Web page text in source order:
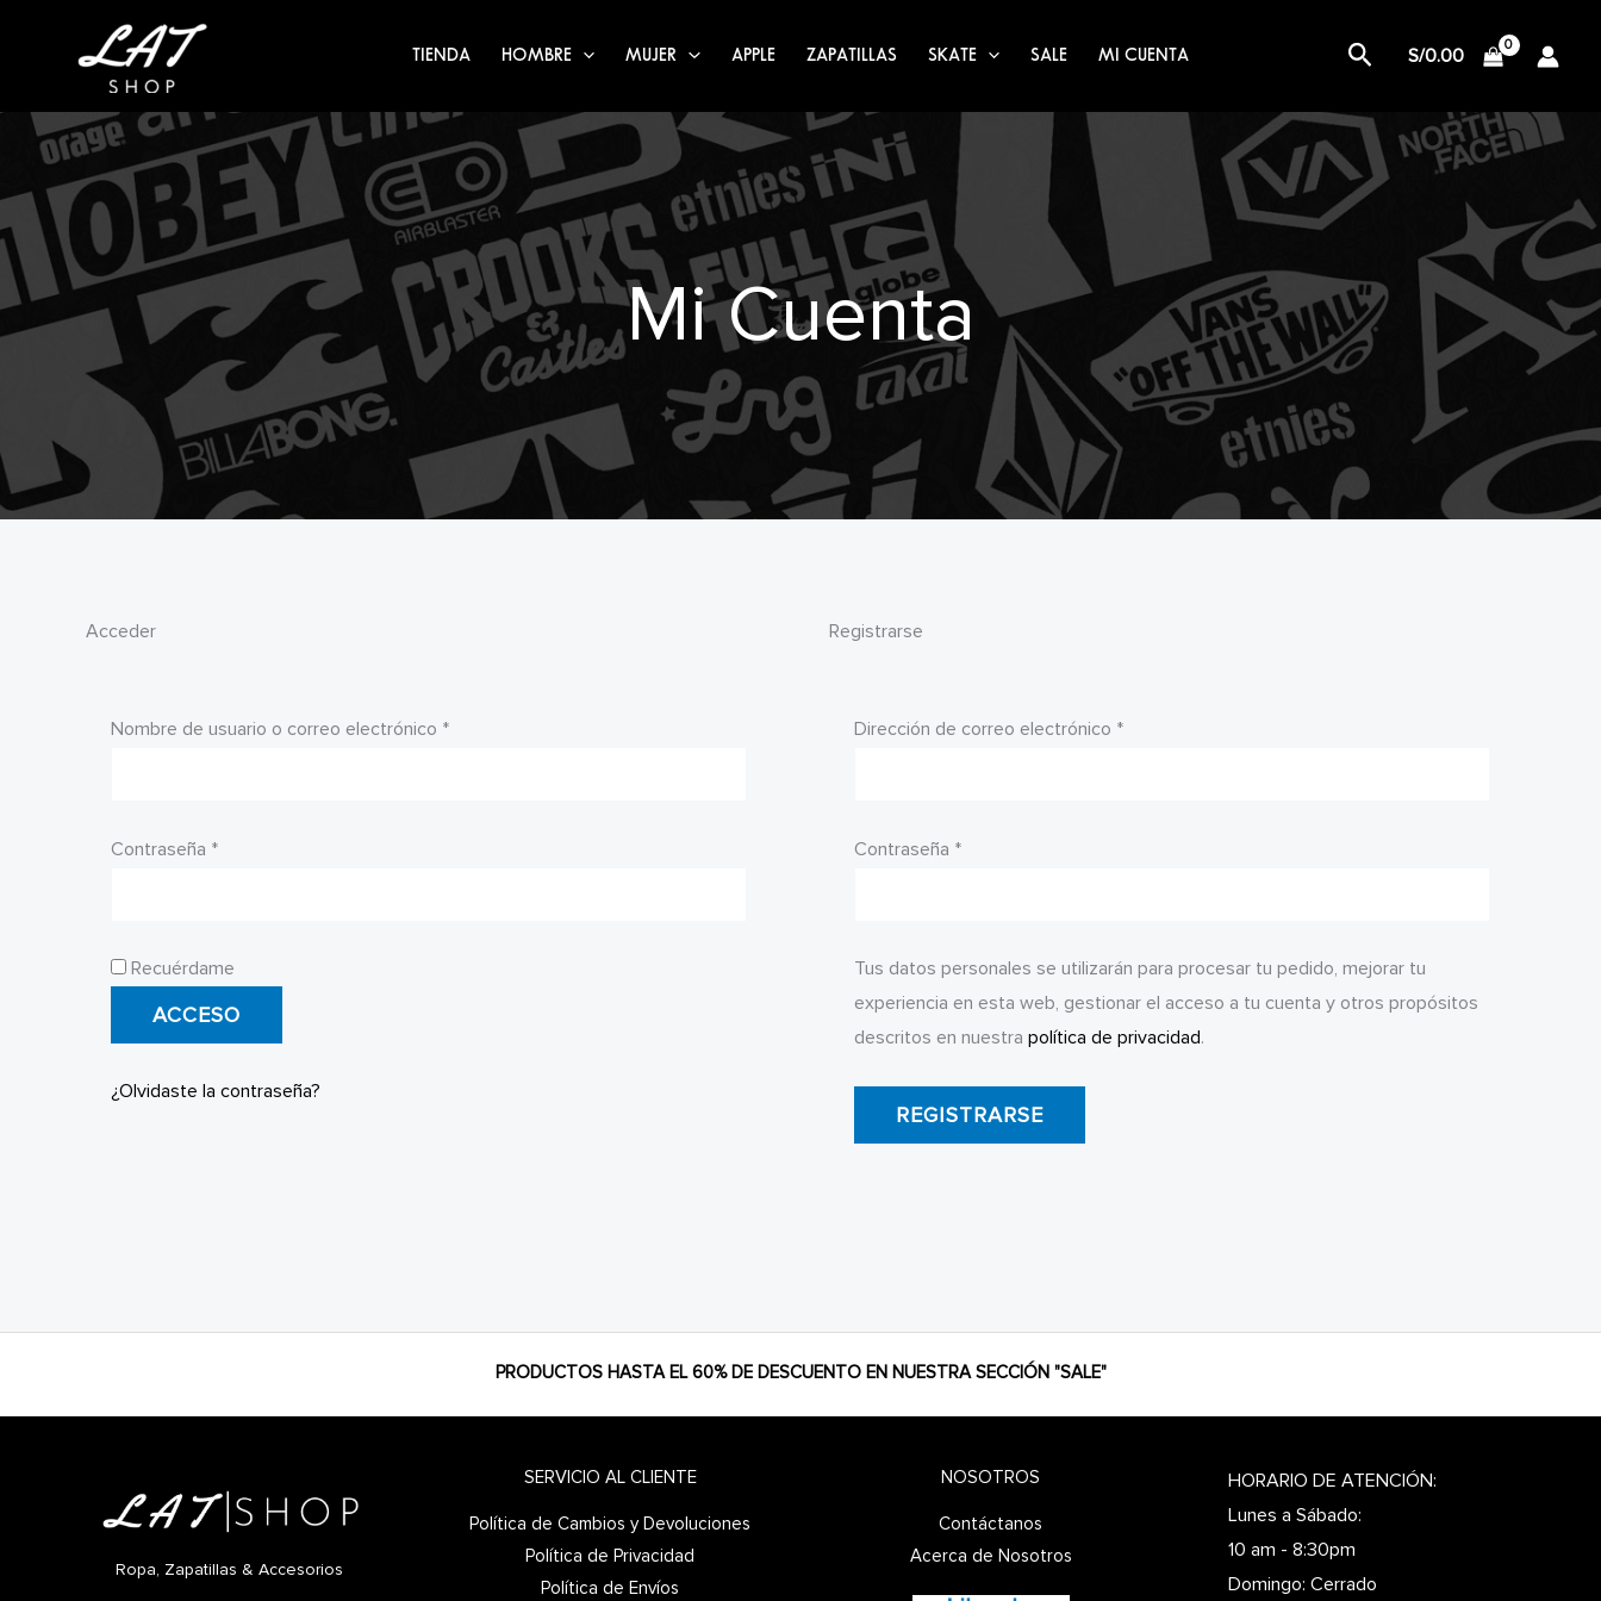
TIENDA HOMBRE MUJER APPLE ZAPATILLAS SKATE SALE MI CUENTA Buscar
S/0.00
Mi Cuenta
Acceder
Nombre de usuario o correo electrónico *Obligatorio
Contraseña *Obligatorio
Recuérdame
ACCESO
¿Olvidaste la contraseña?
Registrarse
Dirección de correo electrónico *Obligatorio
Contraseña *Obligatorio
Tus datos personales se utilizarán para procesar tu pedido, mejorar tu
experiencia en esta web, gestionar el acceso a tu cuenta y otros propósitos
descritos en nuestra política de privacidad.
REGISTRARSE
PRODUCTOS HASTA EL 60% DE DESCUENTO EN NUESTRA SECCIÓN "SALE"
Ropa, Zapatillas & Accesorios
SERVICIO AL CLIENTE
Política de Cambios y Devoluciones
Política de Privacidad
Política de Envíos
NOSOTROS
Contáctanos
Acerca de Nosotros
HORARIO DE ATENCIÓN:
Lunes a Sábado:
10 am - 8:30pm
Domingo: Cerrado